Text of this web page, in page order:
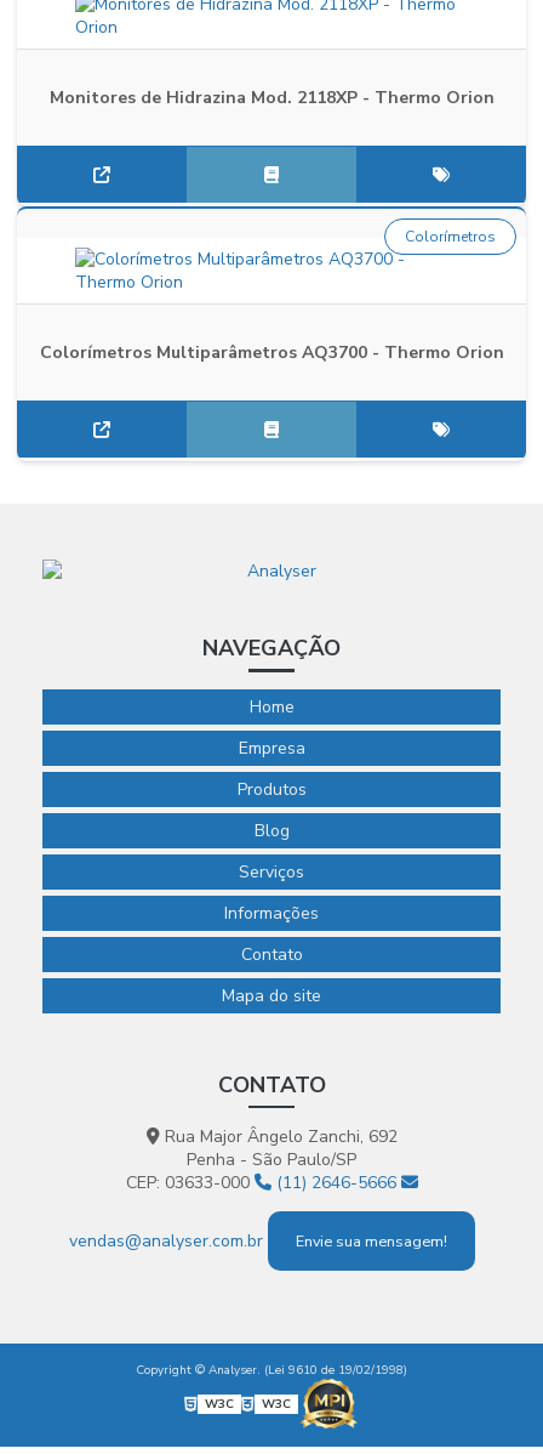
Monitores de Hidrazina Mod. 2118XP - Thermo Orion
Colorímetros Multiparâmetros AQ3700 - Thermo Orion
Colorímetros
NAVEGAÇÃO
Home
Empresa
Produtos
Blog
Serviços
Informações
Contato
Mapa do site
CONTATO
Rua Major Ângelo Zanchi, 692
Penha - São Paulo/SP
CEP: 03633-000
(11) 2646-5666
vendas@analyser.com.br Envie sua mensagem!
Copyright © Analyser. (Lei 9610 de 19/02/1998)
W3C
W3C